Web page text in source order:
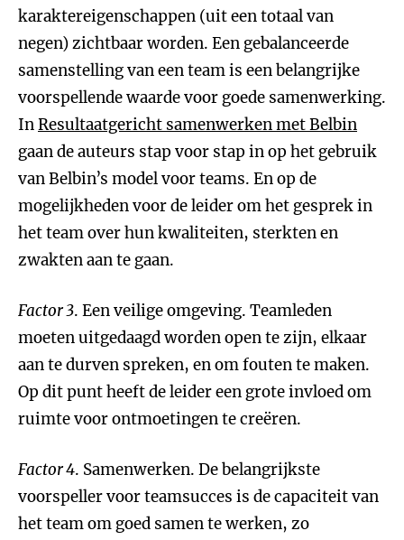
karaktereigenschappen (uit een totaal van
negen) zichtbaar worden. Een gebalanceerde
samenstelling van een team is een belangrijke
voorspellende waarde voor goede samenwerking.
InResultaatgericht samenwerken met Belbin
gaan de auteurs stap voor stap in op het gebruik
van Belbin’s model voor teams. En op de
mogelijkheden voor de leider om het gesprek in
het team over hun kwaliteiten, sterkten en
zwakten aan te gaan.
Factor 3. Een veilige omgeving. Teamleden
moeten uitgedaagd worden open te zijn, elkaar
aan te durven spreken, en om fouten te maken.
Op dit punt heeft de leider een grote invloed om
ruimte voor ontmoetingen te creëren.
Factor 4. Samenwerken. De belangrijkste
voorspeller voor teamsucces is de capaciteit van
het team om goed samen te werken, zo